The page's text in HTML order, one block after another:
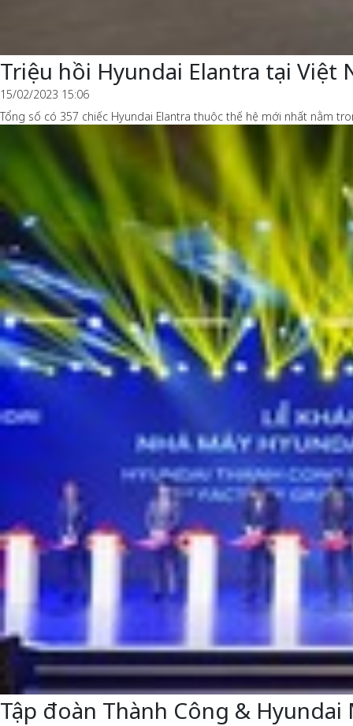
Triệu hồi Hyundai Elantra tại Việt
15/02/2023 15:06
Tổng số có 357 chiếc Hyundai Elantra thuộc thế hệ mới nhất nằm
Tập đoàn Thành Công &